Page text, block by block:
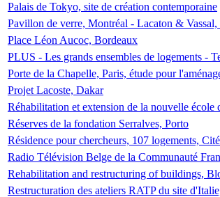
Palais de Tokyo, site de création contemporaine
Pavillon de verre, Montréal - Lacaton &
Place Léon Aucoc, Bordeaux
PLUS - Les grands ensembles de logements -
Porte de la Chapelle, Paris, étude pour
Projet Lacoste, Dakar
Réhabilitation et extension de la nouvelle
Réserves de la fondation Serralves, Porto
Résidence pour chercheurs, 107 logements,
Radio Télévision Belge de la Communauté
Rehabilitation and restructuring of buildings,
Restructuration des ateliers RATP du site